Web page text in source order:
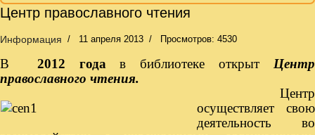
Центр православного чтения
Информация 11 апреля 2013 Просмотров: 4530
В 2012 годав библиотеке открытЦентр
православного чтения.
Центр
осуществляет свою
деятельность во